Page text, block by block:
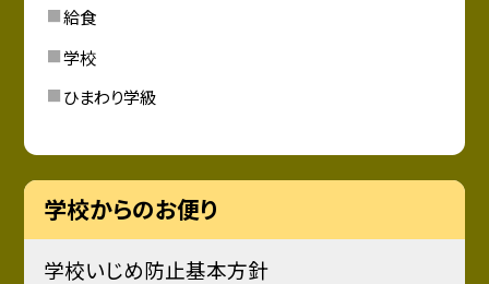
給食
学校
ひまわり学級
学校からのお便り
学校いじめ防止基本方針